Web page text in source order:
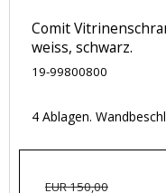
Comit
weiss, schwarz.
19-99800800
4 Ablagen.
EUR 150,00